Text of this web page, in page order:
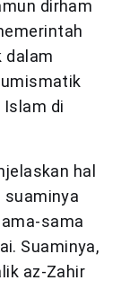
dirham
dalam
Islam di
hal
suaminya
sama
Suaminya,
az-Zahir